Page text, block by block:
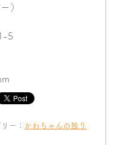
）
5
ー：
かわちゃんの独り